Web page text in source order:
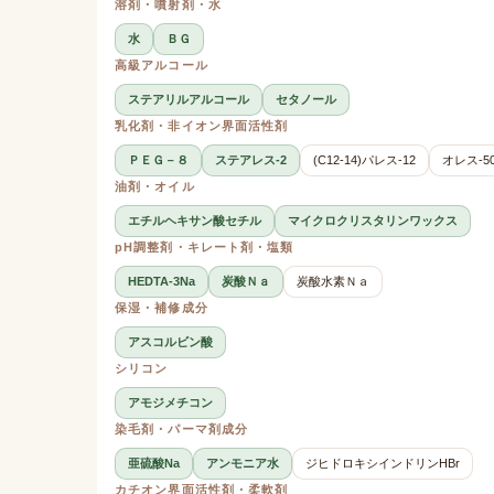
溶剤・噴射剤・水
水
ＢＧ
高級アルコール
ステアリルアルコール
セタノール
乳化剤・非イオン界面活性剤
ＰＥＧ－８ ステアレス-2 (C12-14)パレス-12
オレス-
油剤・オイル
エチルヘキサン酸セチル
マイクロクリスタリンワックス
pH調整剤・キレート剤・塩類
HEDTA-3Na 炭酸Ｎａ
炭酸水素Ｎａ
保湿・補修成分
アスコルビン酸
シリコン
アモジメチコン
染毛剤・パーマ剤成分
亜硫酸Na アンモニア水
ジヒドロキシインドリンHBr
カチオン界面活性剤・柔軟剤